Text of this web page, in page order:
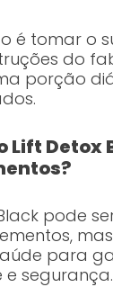
é tomar o
do
porção
Lift Detox
pode
para
segurança.